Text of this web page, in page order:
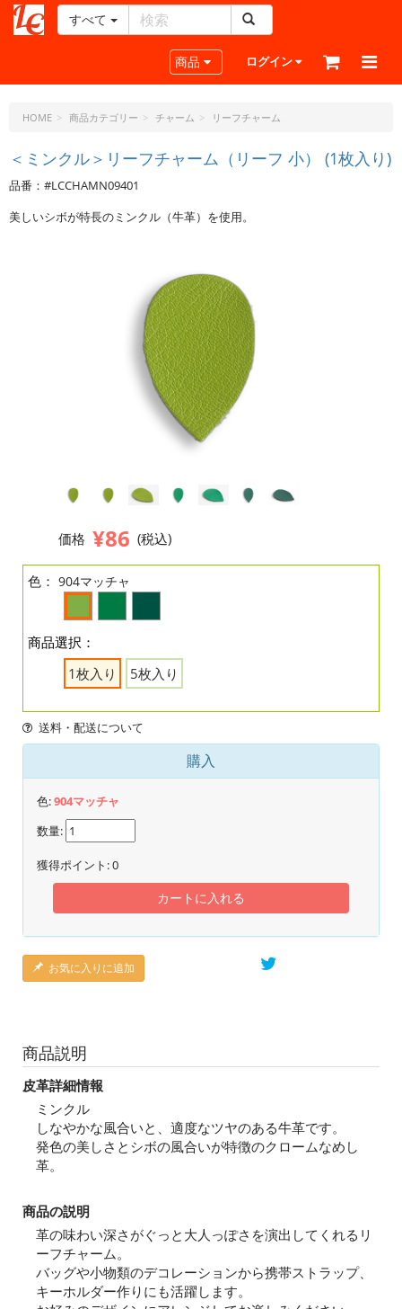
ー
ラ
ト・
ド
ッ
ト・
すべて
Toggle navigation
商品 ログイン
HOME 商品カテゴリー チャーム リーフチャーム
＜ミンクル＞リーフチャーム（リーフ 小） (1枚入り)
品番：#LCCHAMN09401
美しいシボが特長のミンクル（牛革）を使用。
価格 ¥86 (税込)
色： 904マッチャ
商品選択：
1枚入り
5枚入り
送料・配送について
購入
色:904マッチャ
数量:
獲得ポイント:0
カートに入れる
お気に入りに追加
商品説明
皮革詳細情報
ミンクル
しなやかな風合いと、適度なツヤのある牛革です。
発色の美しさとシボの風合いが特徴のクロームなめし
革。
商品の説明
革の味わい深さがぐっと大人っぽさを演出してくれるリ
ーフチャーム。
バッグや小物類のデコレーションから携帯ストラップ、
キーホルダー作りにも活躍します。